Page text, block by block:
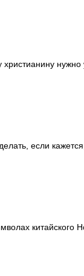
нужно
если
китайского